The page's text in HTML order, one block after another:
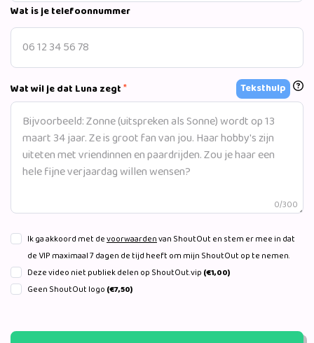
Wat is je telefoonnummer
Wat wil je dat Luna zegt* Teksthulp
0/300
Ik ga akkoord met devoorwaardenvan ShoutOut en stem er mee in dat
de VIP maximaal 7 dagen de tijd heeft om mijn ShoutOut op te nemen.
Deze video niet publiek delen op ShoutOut.vip (€1,00)
Geen ShoutOut logo (€7,50)